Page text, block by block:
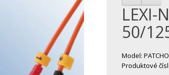
LEXI-
50/
Model:
Produktové